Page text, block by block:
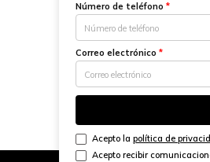
Número de teléfono *
Correo electrónico *
Acepto la política de
Acepto recibir